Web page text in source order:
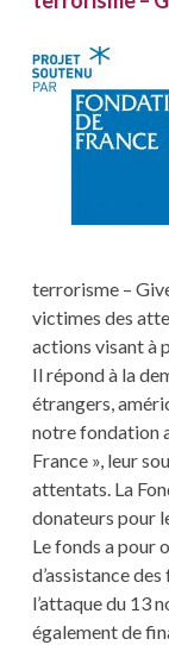
terrorisme –
victimes des
actions visant à
Il répond à la
étrangers,
notre fondation
France », leur
attentats. La
donateurs pour
Le fonds a pour
d’assistance
l’attaque du 13
également de